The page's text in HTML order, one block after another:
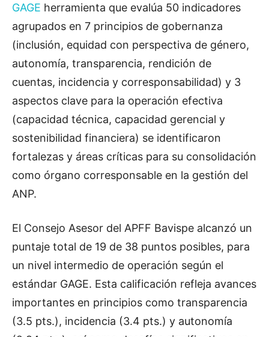
GAGE herramienta que evalúa 50 indicadores
agrupados en 7 principios de gobernanza
(inclusión, equidad con perspectiva de género,
autonomía, transparencia, rendición de
cuentas, incidencia y corresponsabilidad) y 3
aspectos clave para la operación efectiva
(capacidad técnica, capacidad gerencial y
sostenibilidad financiera) se identificaron
fortalezas y áreas críticas para su consolidación
como órgano corresponsable en la gestión del
ANP.
El Consejo Asesor del APFF Bavispe alcanzó un
puntaje total de 19 de 38 puntos posibles, para
un nivel intermedio de operación según el
estándar GAGE. Esta calificación refleja avances
importantes en principios como transparencia
(3.5 pts.), incidencia (3.4 pts.) y autonomía